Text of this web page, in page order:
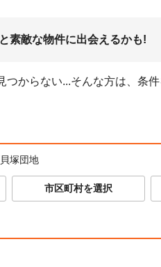
素敵な物件に出会えるかも!
つからない...そんな方は、条
塚団地
市区町村を選択